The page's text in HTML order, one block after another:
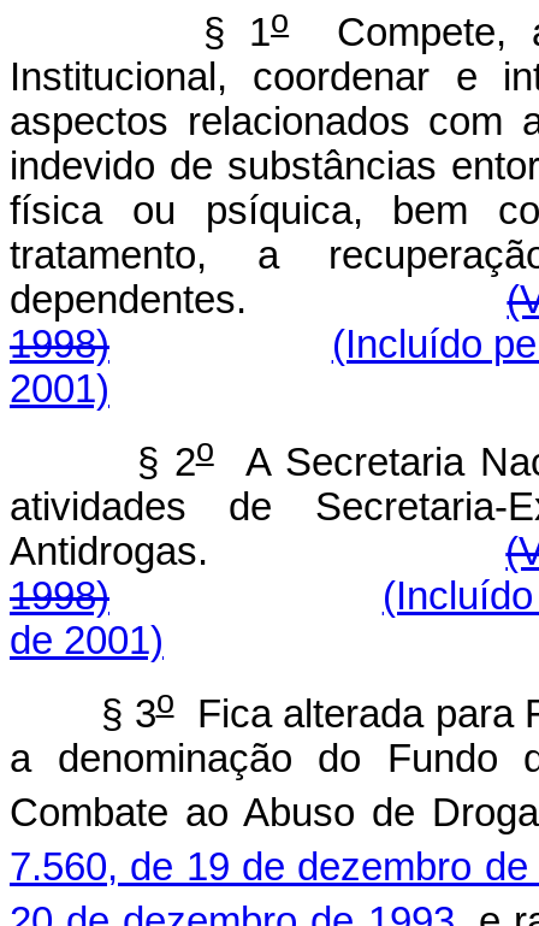
§ 1oCompete,
Institucional, coordenar e
aspectos relacionados com
indevido de substâncias
física ou psíquica, bem
tratamento, a
dependentes.
1998)
(Incluído
2001)
§ 2oA Secretaria
atividades de Secretaria-
Antidrogas.
1998)
de 2001)
§ 3oFica alterada para
a denominação do Fundo
Combate ao Abuso de
7.560, de 19 de dezembro de